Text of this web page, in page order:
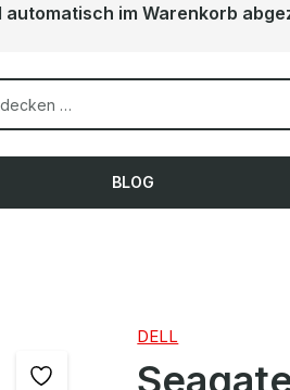
im Warenkorb
BLOG
DELL